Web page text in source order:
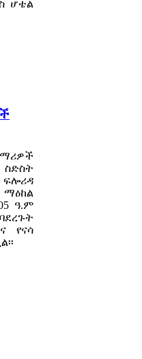
ሆቴል
ማዕከል
ዓ.ም
የናሳ